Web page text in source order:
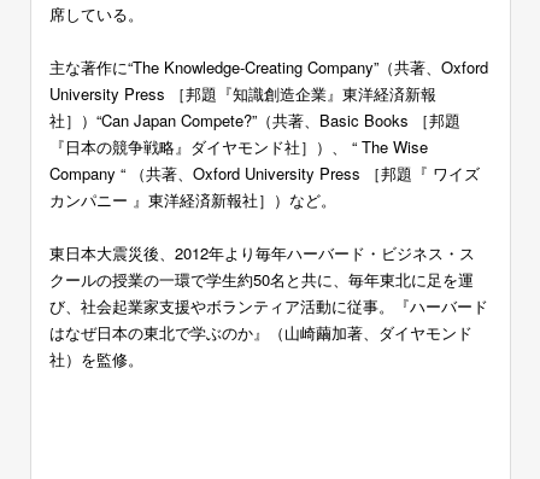
席している。
主な著作に“The Knowledge-Creating Company”（共著、Oxford
University Press ［邦題『知識創造企業』東洋経済新報
社］）“Can Japan Compete?”（共著、Basic Books ［邦題
『日本の競争戦略』ダイヤモンド社］）、 “ The Wise
Company “ （共著、Oxford University Press ［邦題『 ワイズ
カンパニー 』東洋経済新報社］）など。
東日本大震災後、2012年より毎年ハーバード・ビジネス・ス
クールの授業の一環で学生約50名と共に、毎年東北に足を運
び、社会起業家支援やボランティア活動に従事。『ハーバード
はなぜ日本の東北で学ぶのか』（山崎繭加著、ダイヤモンド
社）を監修。